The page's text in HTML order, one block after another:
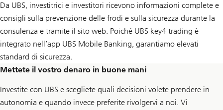
Da UBS, investitrici e investitori ricevono informazioni complete e
consigli sulla prevenzione delle frodi e sulla sicurezza durante la
consulenza e tramite il sito web. Poiché UBS key4 trading è
integrato nell’app UBS Mobile Banking, garantiamo elevati
standard di sicurezza.
Mettete il vostro denaro in buone mani
Investite con UBS e scegliete quali decisioni volete prendere in
autonomia e quando invece preferite rivolgervi a noi. Vi